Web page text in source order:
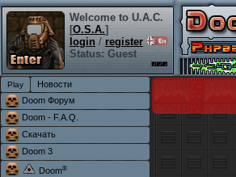
Welcome to U.A.C.
[O.S.A.]
login / register
Status: Guest
Новости
Doom Форум
Doom - F.A.Q.
Скачать
Doom 3
Doom®